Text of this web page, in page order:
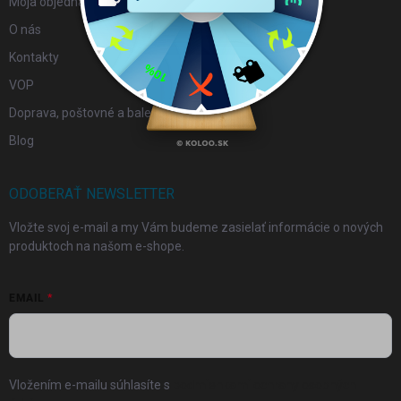
O nás
Kontakty
VOP
Doprava, poštovné a balenie
Blog
ODOBERAŤ NEWSLETTER
Vložte svoj e-mail a my Vám budeme zasielať informácie o nových
produktoch na našom e-shope.
Vložením e-mailu súhlasíte s